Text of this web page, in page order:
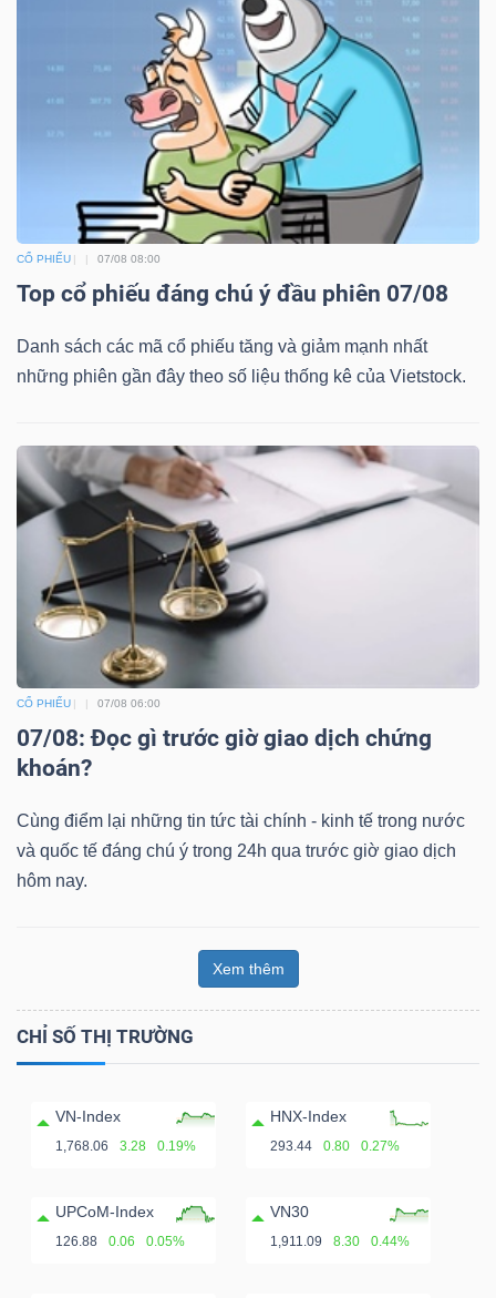
CỔ PHIẾU 07/08 08:00
Top cổ phiếu đáng chú ý đầu phiên 07/08
Danh sách các mã cổ phiếu tăng và giảm mạnh nhất
những phiên gần đây theo số liệu thống kê của Vietstock.
CỔ PHIẾU 07/08 06:00
07/08: Đọc gì trước giờ giao dịch chứng
khoán?
Cùng điểm lại những tin tức tài chính - kinh tế trong nước
và quốc tế đáng chú ý trong 24h qua trước giờ giao dịch
hôm nay.
Xem thêm
CHỈ SỐ THỊ TRƯỜNG
VN-Index
1,768.06 3.28 0.19%
HNX-Index
293.44 0.80 0.27%
UPCoM-Index
126.88 0.06 0.05%
VN30
1,911.09 8.30 0.44%